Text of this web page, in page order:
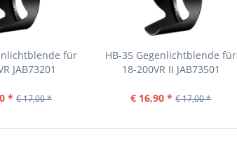
für
JAB73201
* € 17,00 *
HB-35 Gegenlichtblende für
18-200VR II JAB73501
€ 16,90 * € 17,00 *